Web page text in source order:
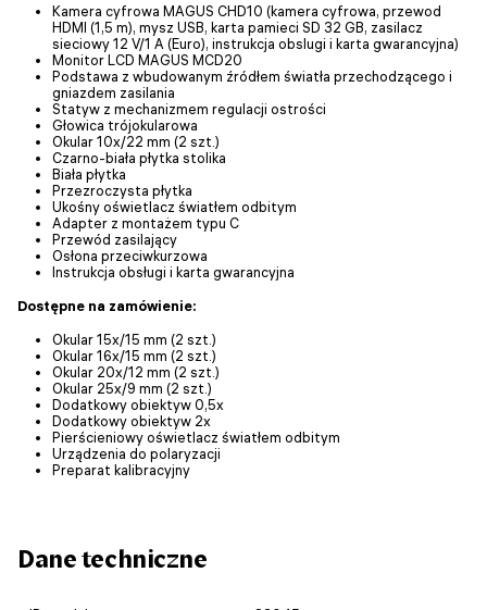
Kamera cyfrowa MAGUS CHD10 (kamera cyfrowa, przewod
HDMI (1,5 m), mysz USB, karta pamieci SD 32 GB, zasilacz
sieciowy 12 V/1 A (Euro), instrukcja obslugi i karta gwarancyjna)
Monitor LCD MAGUS MCD20
Podstawa z wbudowanym źródłem światła przechodzącego i
gniazdem zasilania
Statyw z mechanizmem regulacji ostrości
Głowica trójokularowa
Okular 10x/22 mm (2 szt.)
Czarno-biała płytka stolika
Biała płytka
Przezroczysta płytka
Ukośny oświetlacz światłem odbitym
Adapter z montażem typu C
Przewód zasilający
Osłona przeciwkurzowa
Instrukcja obsługi i karta gwarancyjna
Dostępne na zamówienie:
Okular 15x/15 mm (2 szt.)
Okular 16x/15 mm (2 szt.)
Okular 20x/12 mm (2 szt.)
Okular 25x/9 mm (2 szt.)
Dodatkowy obiektyw 0,5x
Dodatkowy obiektyw 2x
Pierścieniowy oświetlacz światłem odbitym
Urządzenia do polaryzacji
Preparat kalibracyjny
Dane techniczne